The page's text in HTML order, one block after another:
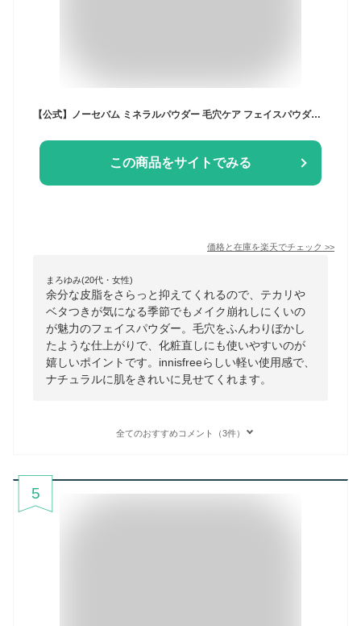
【公式】ノーセバム ミネラルパウダー 毛穴ケア フェイスパウダー 皮脂 くすみ くずれ防止 テカリ 化粧直し innisfree 韓国コスメ 国内発送 イニスフリー お粉
この商品をサイトでみる
価格と在庫を楽天でチェック >>
まろゆみ(20代・女性)
余分な皮脂をさらっと抑えてくれるので、テカリや
ベタつきが気になる季節でもメイク崩れしにくいの
が魅力のフェイスパウダー。毛穴をふんわりぼかし
たような仕上がりで、化粧直しにも使いやすいのが
嬉しいポイントです。innisfreeらしい軽い使用感で、
ナチュラルに肌をきれいに見せてくれます。
全てのおすすめコメント（3件）
5